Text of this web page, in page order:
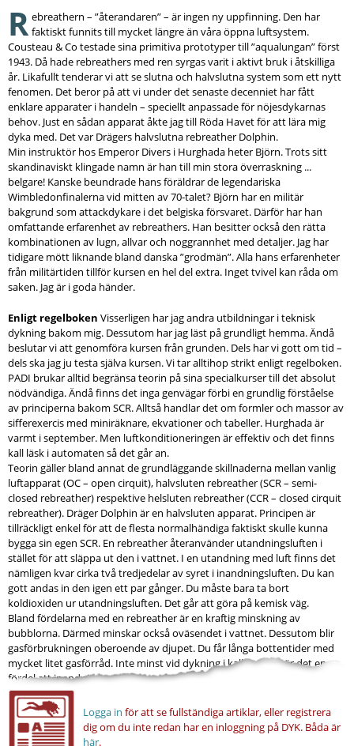
R ebreathern – ”återandaren” – är ingen ny uppfinning. Den har
faktiskt funnits till mycket längre än våra öppna luftsystem.
Cousteau & Co testade sina primitiva prototyper till ”aqualungan” först
1943. Då hade rebreathers med ren syrgas varit i aktivt bruk i åtskilliga
år. Likafullt tenderar vi att se slutna och halvslutna system som ett nytt
fenomen. Det beror på att vi under det senaste decenniet har fått
enklare apparater i handeln – speciellt anpassade för nöjesdykarnas
behov. Just en sådan apparat åkte jag till Röda Havet för att lära mig
dyka med. Det var Drägers halvslutna rebreather Dolphin.
Min instruktör hos Emperor Divers i Hurghada heter Björn. Trots sitt
skandinaviskt klingade namn är han till min stora överraskning ...
belgare! Kanske beundrade hans föräldrar de legendariska
Wimbledonfinalerna vid mitten av 70-talet? Björn har en militär
bakgrund som attackdykare i det belgiska försvaret. Därför har han
omfattande erfarenhet av rebreathers. Han besitter också den rätta
kombinationen av lugn, allvar och noggrannhet med detaljer. Jag har
tidigare mött liknande bland danska ”grodmän”. Alla hans erfarenheter
från militärtiden tillför kursen en hel del extra. Inget tvivel kan råda om
saken. Jag är i goda händer.
Enligt regelboken Visserligen har jag andra utbildningar i teknisk
dykning bakom mig. Dessutom har jag läst på grundligt hemma. Ändå
beslutar vi att genomföra kursen från grunden. Dels har vi gott om tid –
dels ska jag ju testa själva kursen. Vi tar alltihop strikt enligt regelboken.
PADI brukar alltid begränsa teorin på sina specialkurser till det absolut
nödvändiga. Ändå finns det inga genvägar förbi en grundlig förståelse
av principerna bakom SCR. Alltså handlar det om formler och massor av
sifferexercis med miniräknare, ekvationer och tabeller. Hurghada är
varmt i september. Men luftkonditioneringen är effektiv och det finns
kall läsk i automaten så det går an.
Teorin gäller bland annat de grundläggande skillnaderna mellan vanlig
luftapparat (OC – open cirquit), halvsluten rebreather (SCR – semi-
closed rebreather) respektive helsluten rebreather (CCR – closed cirquit
rebreather). Dräger Dolphin är en halvsluten apparat. Principen är
tillräckligt enkel för att de flesta normalhändiga faktiskt skulle kunna
bygga sin egen SCR. En rebreather återanvänder utandningsluften i
stället för att släppa ut den i vattnet. I en utandning med luft finns det
nämligen kvar cirka två tredjedelar av syret i inandningsluften. Du kan
gott andas in den igen ett par gånger. Du måste bara ta bort
koldioxiden ur utandningsluften. Det går att göra på kemisk väg.
Bland fördelarna med en rebreather är en kraftig minskning av
bubblorna. Därmed minskar också oväsendet i vattnet. Dessutom blir
gasförbrukningen oberoende av djupet. Du får långa bottentider med
mycket litet gasförråd. Inte minst vid dykning i kalla vatten är det en
fördel att inandningsgasen är varm och...
Logga in för att se fullständiga artiklar, eller registrera
dig om du inte redan har en inloggning på DYK. Båda är
här.